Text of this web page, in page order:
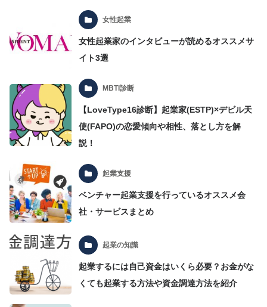
女性起業
女性起業家のインタビューが読めるオススメサ
イト3選
MBTI診断
【LoveType16診断】起業家(ESTP)×デビル天
使(FAPO)の恋愛傾向や相性、落とし方を解
説！
起業支援
ベンチャー起業支援を行っているオススメ会
社・サービスまとめ
起業の知識
起業するには自己資金はいくら必要？お金がな
くても起業する方法や資金調達方法を紹介